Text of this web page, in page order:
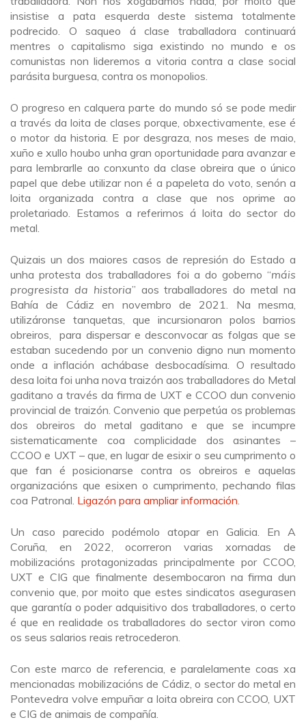
insistise a pata esquerda deste sistema totalmente
podrecido. O saqueo á clase traballadora continuará
mentres o capitalismo siga existindo no mundo e os
comunistas non lideremos a vitoria contra a clase social
parásita burguesa, contra os monopolios.
O progreso en calquera parte do mundo só se pode medir
a través da loita de clases porque, obxectivamente, ese é
o motor da historia. E por desgraza, nos meses de maio,
xuño e xullo houbo unha gran oportunidade para avanzar e
para lembrarlle ao conxunto da clase obreira que o único
papel que debe utilizar non é a papeleta do voto, senón a
loita organizada contra a clase que nos oprime ao
proletariado. Estamos a referirnos á loita do sector do
metal.
Quizais un dos maiores casos de represión do Estado a
unha protesta dos traballadores foi a do goberno “máis
progresista da historia” aos traballadores do metal na
Bahía de Cádiz en novembro de 2021. Na mesma,
utilizáronse tanquetas, que incursionaron polos barrios
obreiros, para dispersar e desconvocar as folgas que se
estaban sucedendo por un convenio digno nun momento
onde a inflación achábase desbocadísima. O resultado
desa loita foi unha nova traizón aos traballadores do Metal
gaditano a través da firma de UXT e CCOO dun convenio
provincial de traizón. Convenio que perpetúa os problemas
dos obreiros do metal gaditano e que se incumpre
sistematicamente coa complicidade dos asinantes –
CCOO e UXT – que, en lugar de esixir o seu cumprimento o
que fan é posicionarse contra os obreiros e aquelas
organizacións que esixen o cumprimento, pechando filas
coa Patronal. Ligazón para ampliar información.
Un caso parecido podémolo atopar en Galicia. En A
Coruña, en 2022, ocorreron varias xornadas de
mobilizacións protagonizadas principalmente por CCOO,
UXT e CIG que finalmente desembocaron na firma dun
convenio que, por moito que estes sindicatos asegurasen
que garantía o poder adquisitivo dos traballadores, o certo
é que en realidade os traballadores do sector viron como
os seus salarios reais retrocederon.
Con este marco de referencia, e paralelamente coas xa
mencionadas mobilizacións de Cádiz, o sector do metal en
Pontevedra volve empuñar a loita obreira con CCOO, UXT
e CIG de animais de compañía.